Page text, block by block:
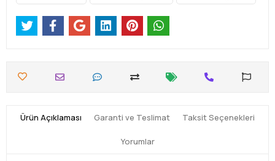
Ürün Açıklaması Garanti ve Teslimat Taksit Seçenekleri
Yorumlar